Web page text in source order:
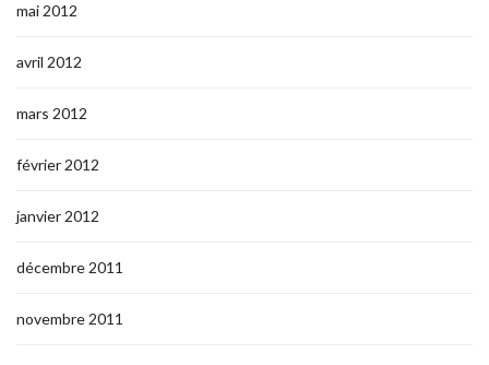
mai 2012
avril 2012
mars 2012
février 2012
janvier 2012
décembre 2011
novembre 2011